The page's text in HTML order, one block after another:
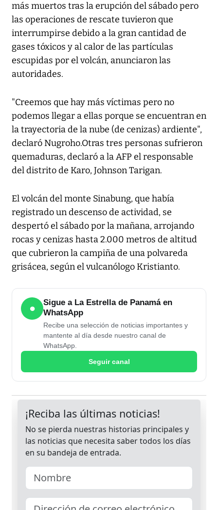
más muertos tras la erupción del sábado pero
las operaciones de rescate tuvieron que
interrumpirse debido a la gran cantidad de
gases tóxicos y al calor de las partículas
escupidas por el volcán, anunciaron las
autoridades.
"Creemos que hay más víctimas pero no
podemos llegar a ellas porque se encuentran en
la trayectoria de la nube (de cenizas) ardiente",
declaró Nugroho.Otras tres personas sufrieron
quemaduras, declaró a la AFP el responsable
del distrito de Karo, Johnson Tarigan.
El volcán del monte Sinabung, que había
registrado un descenso de actividad, se
despertó el sábado por la mañana, arrojando
rocas y cenizas hasta 2.000 metros de altitud
que cubrieron la campiña de una polvareda
grisácea, según el vulcanólogo Kristianto.
●
Sigue a La Estrella de Panamá en
WhatsApp
Recibe una selección de noticias importantes y
mantente al día desde nuestro canal de
WhatsApp.
Seguir canal